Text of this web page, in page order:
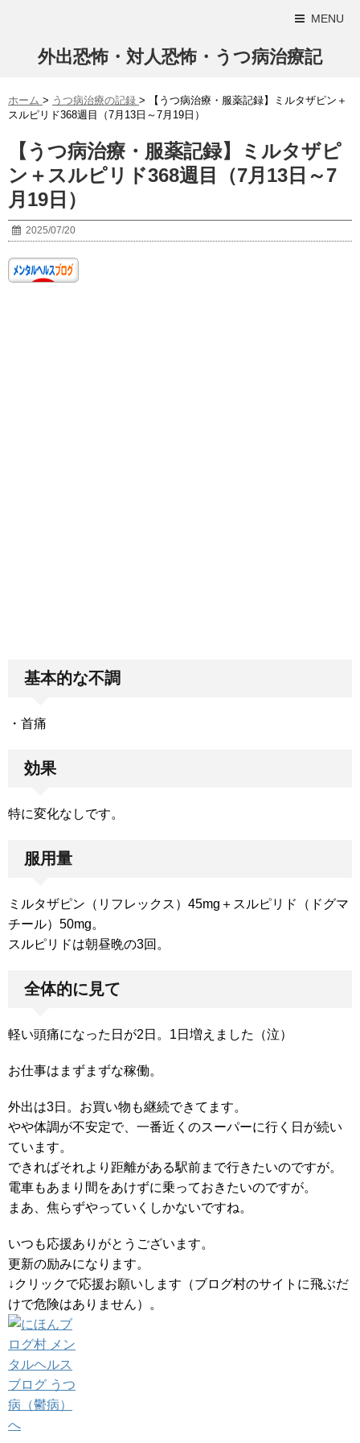
MENU
外出恐怖・対人恐怖・うつ病治療記
ホーム > うつ病治療の記録 >
【うつ病治療・服薬記録】ミルタザピン＋
スルピリド368週目（7月13日～7月19日）
【うつ病治療・服薬記録】ミルタザピ
ン＋スルピリド368週目（7月13日～7
月19日）
2025/07/20
基本的な不調
・首痛
効果
特に変化なしです。
服用量
ミルタザピン（リフレックス）45mg＋スルピリド（ドグマ
チール）50mg。
スルピリドは朝昼晩の3回。
全体的に見て
軽い頭痛になった日が2日。1日増えました（泣）
お仕事はまずまずな稼働。
外出は3日。お買い物も継続できてます。
やや体調が不安定で、一番近くのスーパーに行く日が続い
ています。
できればそれより距離がある駅前まで行きたいのですが。
電車もあまり間をあけずに乗っておきたいのですが。
まあ、焦らずやっていくしかないですね。
いつも応援ありがとうございます。
更新の励みになります。
↓クリックで応援お願いします（ブログ村のサイトに飛ぶだ
けで危険はありません）。